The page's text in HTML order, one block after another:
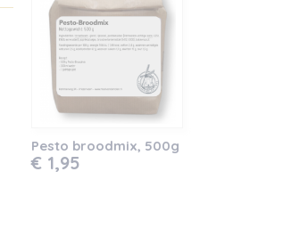
Pesto broodmix, 500g
€ 1,95